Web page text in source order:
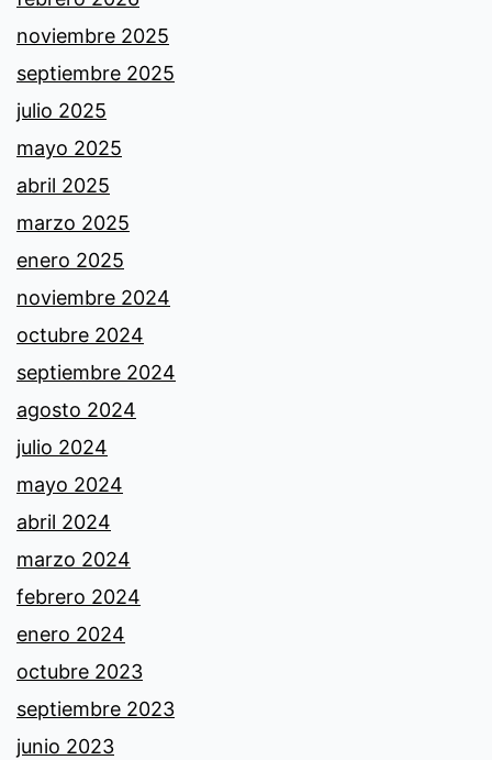
noviembre 2025
septiembre 2025
julio 2025
mayo 2025
abril 2025
marzo 2025
enero 2025
noviembre 2024
octubre 2024
septiembre 2024
agosto 2024
julio 2024
mayo 2024
abril 2024
marzo 2024
febrero 2024
enero 2024
octubre 2023
septiembre 2023
junio 2023